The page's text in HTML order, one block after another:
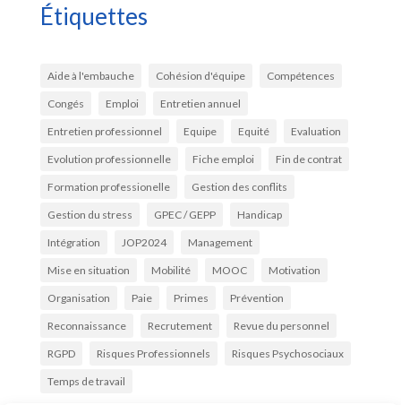
Étiquettes
Aide à l'embauche Cohésion d'équipe Compétences
Congés Emploi Entretien annuel
Entretien professionnel Equipe Equité Evaluation
Evolution professionnelle Fiche emploi Fin de contrat
Formation professionelle Gestion des conflits
Gestion du stress GPEC / GEPP Handicap
Intégration JOP2024 Management
Mise en situation Mobilité MOOC Motivation
Organisation Paie Primes Prévention
Reconnaissance Recrutement Revue du personnel
RGPD Risques Professionnels Risques Psychosociaux
Temps de travail